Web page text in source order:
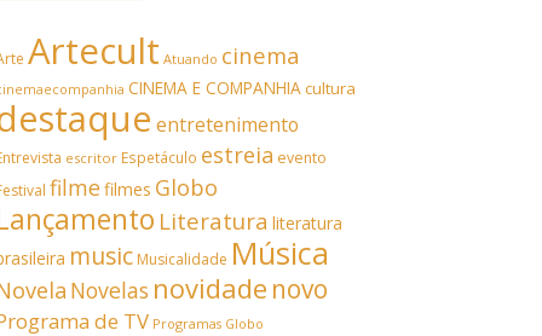
Artecult Atuando cinema
CINEMA E COMPANHIAcultura
entretenimento
escritor Espetáculo estreia evento
filmefilmes Globo
Literatura literatura
music Musicalidade Música
Novelas novidade novo
de TV Programas Globo